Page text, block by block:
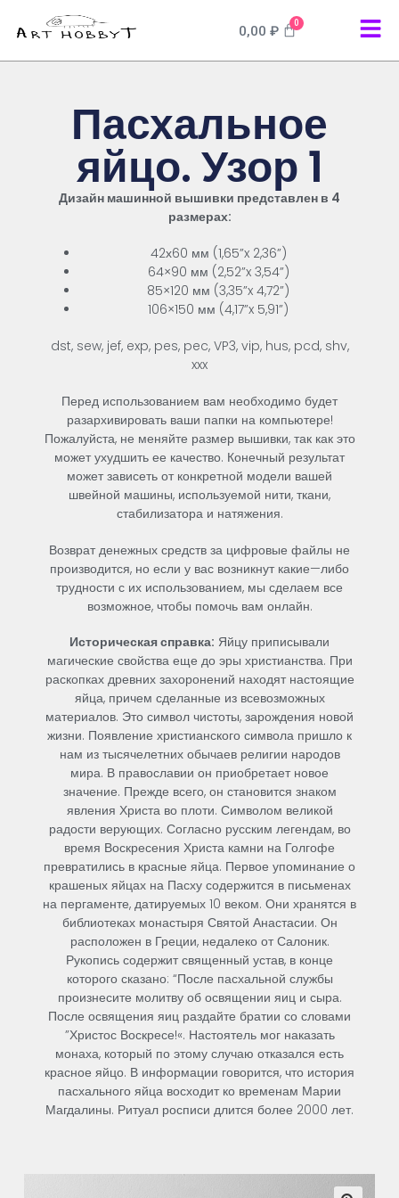
0,00 ₽
0
Пасхальное
яйцо. Узор 1
Дизайн машинной вышивки представлен в 4
размерах:
42х60 мм (1,65”x 2,36”)
64×90 мм (2,52”x 3,54”)
85×120 мм (3,35”x 4,72”)
106×150 мм (4,17”x 5,91”)
dst, sew, jef, exp, pes, pec, VP3, vip, hus, pcd, shv,
xxx
Перед использованием вам необходимо будет
разархивировать ваши папки на компьютере!
Пожалуйста, не меняйте размер вышивки, таккак это
может ухудшить ее качество. Конечный результат
может зависеть от конкретной модели вашей
швейной машины, используемой нити, ткани,
стабилизатора и натяжения.
Возвратденежных средств за цифровые файлы не
производится, но если у вас возникнут какие—либо
трудности с их использованием, мы сделаем все
возможное, чтобы помочь вам онлайн.
Историческая справка: Яйцу приписывали
магические свойстваеще до эры христианства. При
раскопках древних захоронений находят настоящие
яйца, причем сделанные из всевозможных
материалов. Это символ чистоты, зарождения новой
жизни. Появление христианского символа пришло к
нам из тысячелетних обычаев религии народов
мира. В православии он приобретает новое
значение. Прежде всего, он становится знаком
явления Христа во плоти. Символом великой
радости верующих. Согласно русским легендам, во
время Воскресения Христа камни на Голгофе
превратились в красные яйца. Первое упоминание о
крашеных яйцах на Пасхусодержится в письменах
на пергаменте, датируемых 10 веком. Они хранятся в
библиотеках монастыря Святой Анастасии. Он
расположен в Греции, недалекоотСалоник.
Рукопись содержит священный устав, в конце
которого сказано: “После пасхальной службы
произнесите молитву об освящении яиц и сыра.
После освящения яиц раздайте братии со словами
”Христос Воскресе!«. Настоятель мог наказать
монаха, который по этому случаю отказался есть
красное яйцо. В информации говорится, что история
пасхального яйца восходит ко временам Марии
Магдалины. Ритуал росписи длится более 2000 лет.